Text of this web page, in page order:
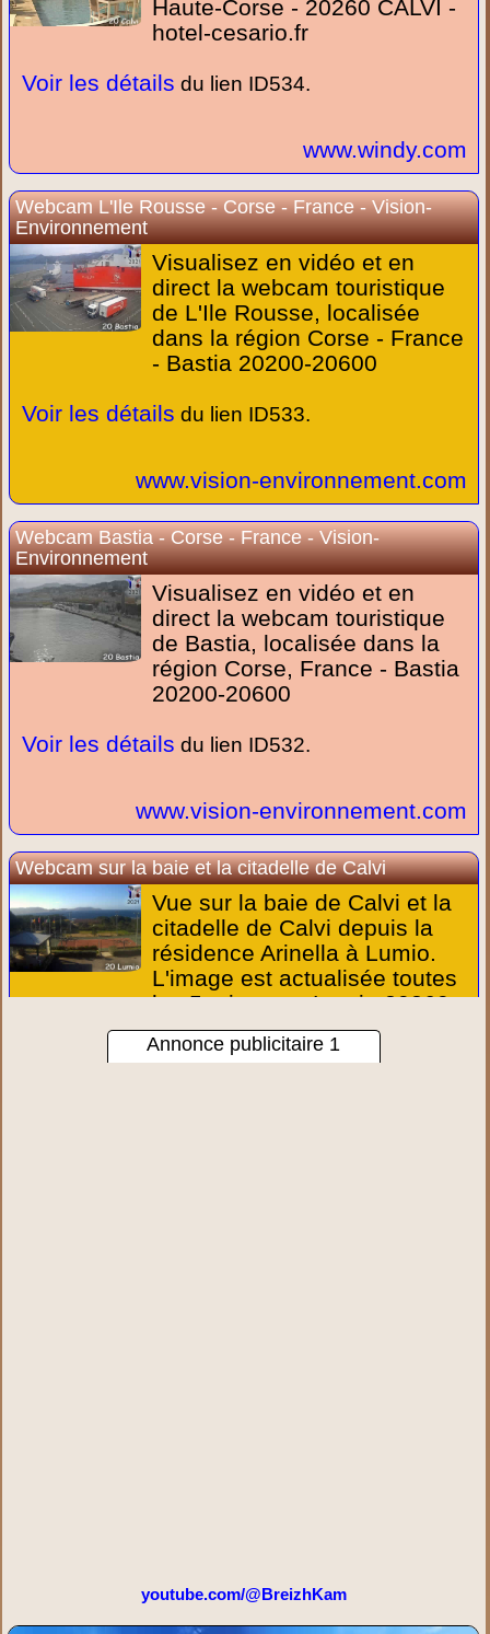
Haute-Corse - 20260 CALVI -
hotel-cesario.fr
Voir les détails du lien ID534.
www.windy.com
Webcam L'Ile Rousse - Corse - France - Vision-
Environnement
Visualisez en vidéo et en
direct la webcam touristique
de L'Ile Rousse, localisée
dans la région Corse - France
- Bastia 20200-20600
Voir les détails du lien ID533.
www.vision-environnement.com
Webcam Bastia - Corse - France - Vision-
Environnement
Visualisez en vidéo et en
direct la webcam touristique
de Bastia, localisée dans la
région Corse, France - Bastia
20200-20600
Voir les détails du lien ID532.
www.vision-environnement.com
Webcam sur la baie et la citadelle de Calvi
Vue sur la baie de Calvi et la
citadelle de Calvi depuis la
résidence Arinella à Lumio.
L'image est actualisée toutes
les 5 minutes - Lumio 20260
Voir les détailsdu lien ID333.
Annonce publicitaire 1
youtube.com/@BreizhKam